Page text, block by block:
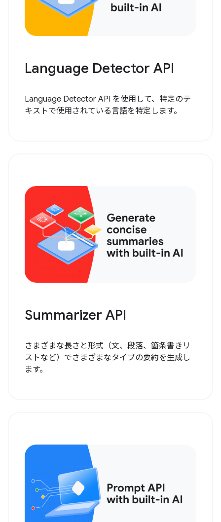
Language Detector API
Language Detector API を使用して、特定のテ
キストで使用されている言語を特定します。
Summarizer API
さまざまな長さと形式（文、段落、箇条書きリ
ストなど）でさまざまなタイプの要約を生成し
ます。